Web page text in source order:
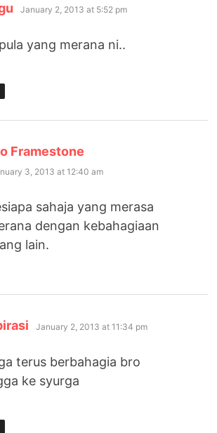
says:
January 2, 2013 at 5:52 pm
yang merana ni..
Framestone
3, 2013 at 12:40 am
sahaja yang merasa
dengan kebahagiaan
lain.
says:
January 2, 2013 at 11:34 pm
terus berbahagia bro
ke syurga